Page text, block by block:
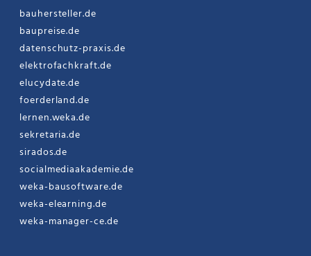
bauhersteller.de
baupreise.de
datenschutz-praxis.de
elektrofachkraft.de
elucydate.de
foerderland.de
lernen.weka.de
sekretaria.de
sirados.de
socialmediaakademie.de
weka-bausoftware.de
weka-elearning.de
weka-manager-ce.de